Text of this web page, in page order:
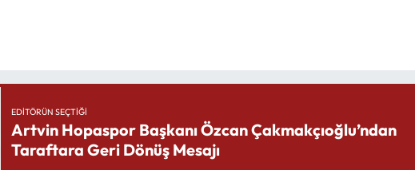
EDITÖRÜN SEÇTIĞI
Artvin Hopaspor Başkanı Özcan Çakmakçıoğlu’ndan
Taraftara Geri Dönüş Mesajı